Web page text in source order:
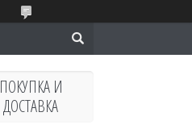
ПОКУПКА И
ДОСТАВКА